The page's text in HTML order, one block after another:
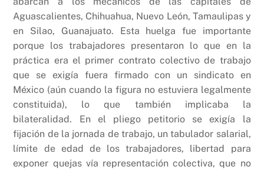
Aguascalientes, Chihuahua, Nuevo León, Tamaulipas y
en Silao, Guanajuato. Esta huelga fue importante
porque los trabajadores presentaron lo que en la
práctica era el primer contrato colectivo de trabajo
que se exigía fuera firmado con un sindicato en
México (aún cuando la figura no estuviera legalmente
constituida), lo que también implicaba la
bilateralidad. En el pliego petitorio se exigía la
fijación de la jornada de trabajo, un tabulador salarial,
límite de edad de los trabajadores, libertad para
exponer quejas vía representación colectiva, que no